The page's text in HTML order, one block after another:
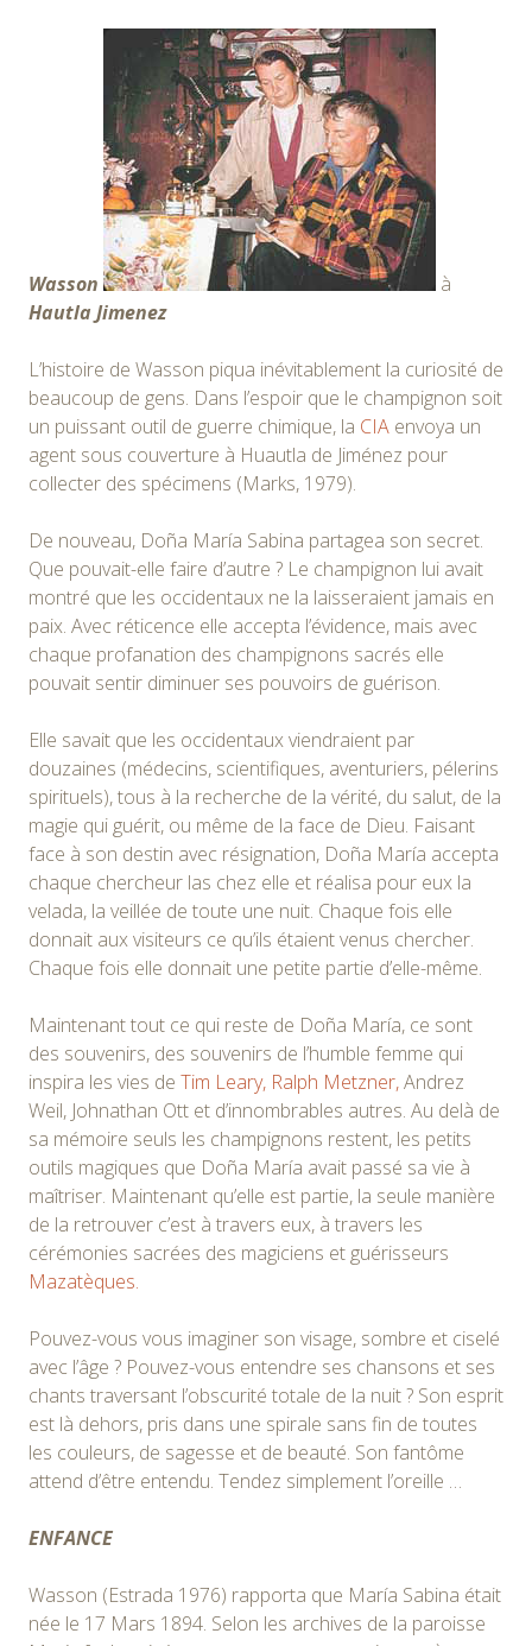
Wasson
à
Hautla Jimenez
L’histoire de Wasson piqua inévitablement la curiosité de
beaucoup de gens. Dans l’espoir que le champignon soit
un puissant outil de guerre chimique, la CIA envoya un
agent sous couverture à Huautla de Jiménez pour
collecter des spécimens (Marks, 1979).
De nouveau, Doña María Sabina partagea son secret.
Que pouvait-elle faire d’autre ? Le champignon lui avait
montré que les occidentaux ne la laisseraient jamais en
paix. Avec réticence elle accepta l’évidence, mais avec
chaque profanation des champignons sacrés elle
pouvait sentir diminuer ses pouvoirs de guérison.
Elle savait que les occidentaux viendraient par
douzaines (médecins, scientifiques, aventuriers, pélerins
spirituels), tous à la recherche de la vérité, du salut, de la
magie qui guérit, ou même de la face de Dieu. Faisant
face à son destin avec résignation, Doña María accepta
chaque chercheur las chez elle et réalisa pour eux la
velada, la veillée de toute une nuit. Chaque fois elle
donnait aux visiteurs ce qu’ils étaient venus chercher.
Chaque fois elle donnait une petite partie d’elle-même.
Maintenant tout ce qui reste de Doña María, ce sont
des souvenirs, des souvenirs de l’humble femme qui
inspira les vies de Tim Leary, Ralph Metzner,Andrez
Weil, Johnathan Ott et d’innombrables autres. Au delà de
sa mémoire seuls les champignons restent, les petits
outils magiques que Doña María avait passé sa vie à
maîtriser. Maintenant qu’elle est partie, la seule manière
de la retrouver c’est à travers eux, à travers les
cérémonies sacrées des magiciens et guérisseurs
Mazatèques.
Pouvez-vous vous imaginer son visage, sombre et ciselé
avec l’âge ? Pouvez-vous entendre ses chansons et ses
chants traversant l’obscurité totale de la nuit ? Son esprit
est là dehors, pris dans une spirale sans fin de toutes
les couleurs, de sagesse et de beauté. Son fantôme
attend d’être entendu. Tendez simplement l’oreille …
ENFANCE
Wasson (Estrada 1976) rapporta que María Sabina était
née le 17 Mars 1894. Selon les archives de la paroisse